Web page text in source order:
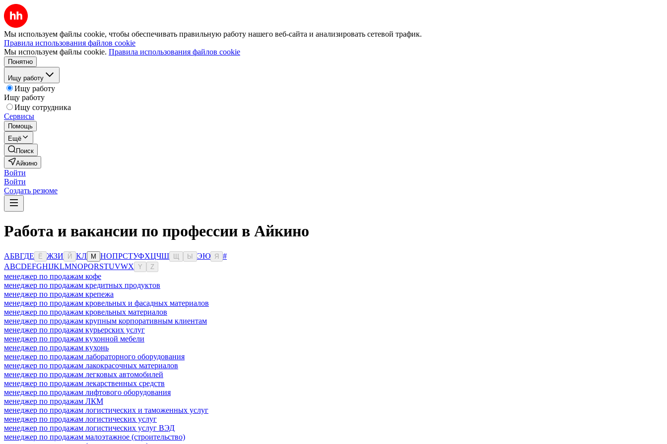
Мы используем файлы cookie, чтобы обеспечивать правильную работу нашего веб-сайта и анализировать сетевой трафик.
Правила использования файлов cookie
Мы используем файлы cookie. Правила использования файлов cookie
Понятно
Ищу работу
Ищу работу
Ищу работу
Ищу сотрудника
Сервисы
Помощь
Ещё
Поиск
Айкино
Войти
Войти
Создать резюме
Работа и вакансии по профессии в Айкино
АБВГДЕ Ё ЖЗИ Й КЛ М НОПРСТУФХЦЧШ Ы ЭЮ Я
#
ABCDEFGHIJKLMNOPQRSTUVWX Y Z
менеджер по продажам кофе
менеджер по продажам кредитных продуктов
менеджер по продажам крепежа
менеджер по продажам кровельных и фасадных материалов
менеджер по продажам кровельных материалов
менеджер по продажам крупным корпоративным клиентам
менеджер по продажам курьерских услуг
менеджер по продажам кухонной мебели
менеджер по продажам кухонь
менеджер по продажам лабораторного оборудования
менеджер по продажам лакокрасочных материалов
менеджер по продажам легковых автомобилей
менеджер по продажам лекарственных средств
менеджер по продажам лифтового оборудования
менеджер по продажам ЛКМ
менеджер по продажам логистических и таможенных услуг
менеджер по продажам логистических услуг
менеджер по продажам логистических услуг ВЭД
менеджер по продажам малоэтажное (строительство)